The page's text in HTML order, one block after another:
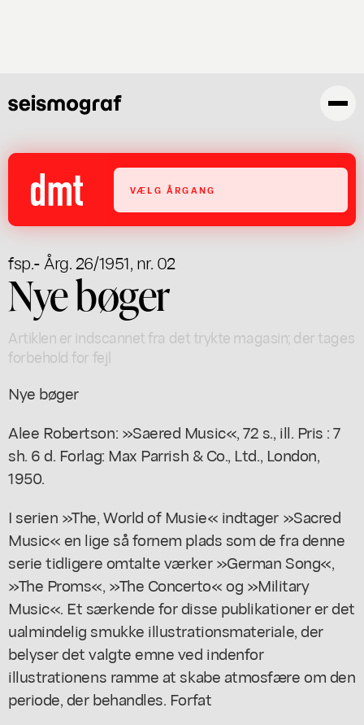
VÆLG ÅRGANG
fsp.- Årg. 26/1951, nr. 02
Nye bøger
Artiklen er indscannet fra det trykte magasin; der tages
forbehold for fejl
Nye bøger
Alee Robertson: »Saered Music«, 72 s., ill. Pris : 7
sh. 6 d. Forlag: Max Parrish & Co., Ltd., London,
1950.
I serien »The, World of Musie« indtager »Sacred
Music« en lige så fornem plads som de fra denne
serie tidligere omtalte værker »German Song«,
»The Proms«, »The Concerto« og »Military
Music«. Et særkende for disse publikationer er det
ualmindelig smukke illustrationsmateriale, der
belyser det valgte emne ved indenfor
illustrationens ramme at skabe atmosfære om den
periode, der behandles. Forfat